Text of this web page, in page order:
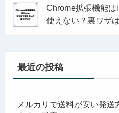
Chrome拡張機能
使えない？裏ワザ
最近の投稿
メルカリで送料が安い発